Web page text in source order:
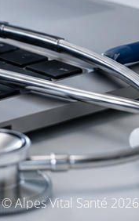
© Alpes Vital Santé 2026